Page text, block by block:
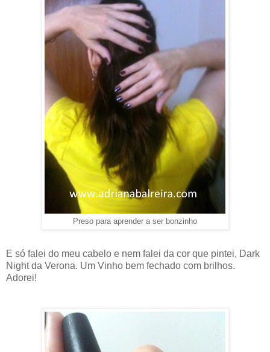
Preso para aprender a ser bonzinho
E só falei do meu cabelo e nem falei da cor que pintei, Dark
Night da Verona. Um Vinho bem fechado com brilhos.
Adorei!